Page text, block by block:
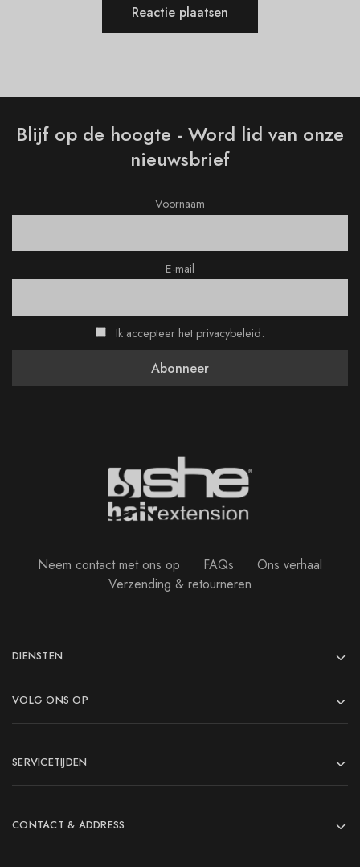
Blijf op de hoogte - Word lid van onze
nieuwsbrief
Voornaam
E-mail
Ik accepteer het privacybeleid.
Neem contact met ons op FAQs
Ons verhaal
Verzending & retourneren
DIENSTEN
VOLG ONS OP
SERVICETIJDEN
CONTACT & ADDRESS